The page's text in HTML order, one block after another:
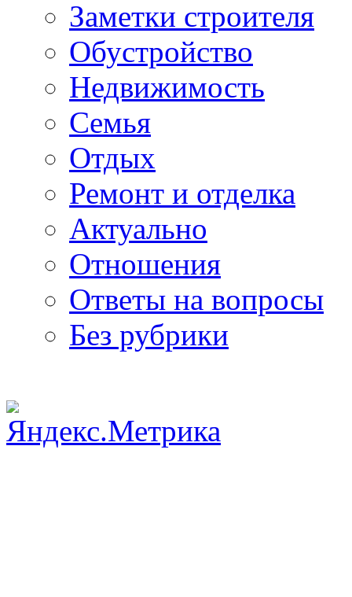
Заметки строителя
Обустройство
Недвижимость
Семья
Отдых
Ремонт и отделка
Актуально
Отношения
Ответы на вопросы
Без рубрики